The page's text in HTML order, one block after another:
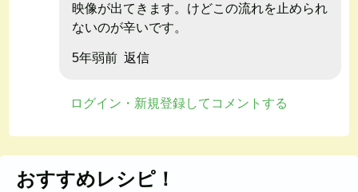
映像が出てきます。けどこの流れを止められ
ないのが辛いです。
5年弱前 返信
ログイン・新規登録してコメントする
おすすめレシピ！